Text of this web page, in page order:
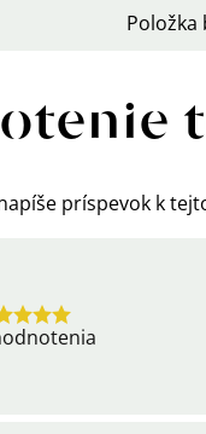
príspevok k